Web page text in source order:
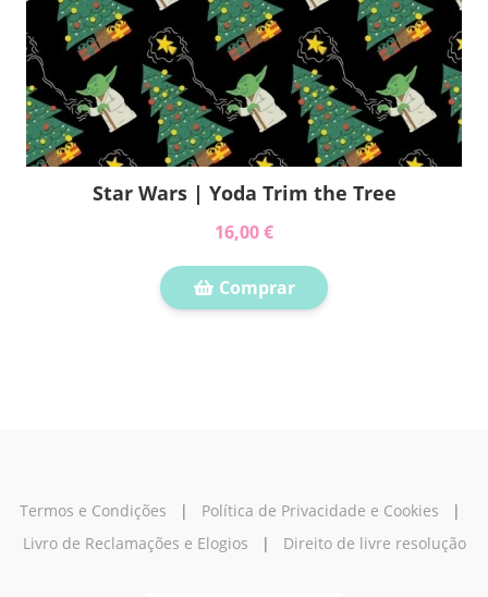
Star Wars | Yoda Trim the Tree
16,00 €
Comprar
Termos e Condições | Política de Privacidade e Cookies |
Livro de Reclamações e Elogios | Direito de livre resolução